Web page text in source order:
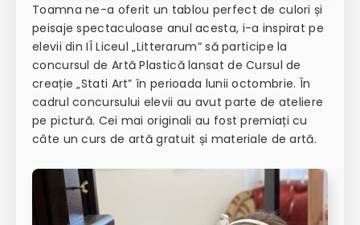
Toamna ne-a oferit un tablou perfect de culori și
peisaje spectaculoase anul acesta, i-a inspirat pe
elevii din IÎ Liceul „Litterarum” să participe la
concursul de Artă Plastică lansat de Cursul de
creație „Stati Art” în perioada lunii octombrie. În
cadrul concursului elevii au avut parte de ateliere
pe pictură. Cei mai originali au fost premiați cu
câte un curs de artă gratuit și materiale de artă.